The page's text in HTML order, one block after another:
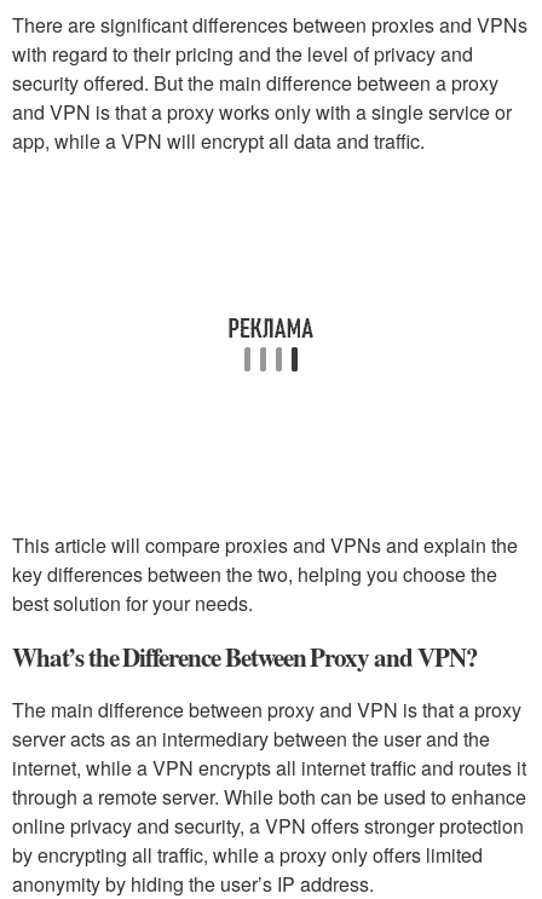
There are significant differences between proxies and VPNs
with regard to their pricing and the level of privacy and
security offered. But the main difference between a proxy
and VPN is that a proxy works only with a single service or
app, while a VPN will encrypt all data and traffic.
This article will compare proxies and VPNs and explain the
key differences between the two, helping you choose the
best solution for your needs.
What’s the Difference Between Proxy and VPN?
The main difference between proxy and VPN is that a proxy
server acts as an intermediary between the user and the
internet, while a VPN encrypts all internet traffic and routes it
through a remote server. While both can be used to enhance
online privacy and security, a VPN offers stronger protection
by encrypting all traffic, while a proxy only offers limited
anonymity by hiding the user’s IP address.